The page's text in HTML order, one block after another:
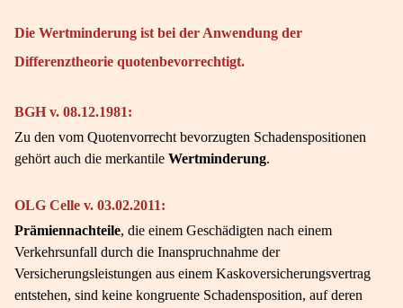
Die Wertminderung ist bei der Anwendung der
Differenztheorie quotenbevorrechtigt.
BGH v. 08.12.1981:
Zu den vom Quotenvorrecht bevorzugten Schadenspositionen
gehört auch die merkantile Wertminderung.
OLG Celle v. 03.02.2011:
Prämiennachteile, die einem Geschädigten nach einem
Verkehrsunfall durch die Inanspruchnahme der
Versicherungsleistungen aus einem Kaskoversicherungsvertrag
entstehen, sind keine kongruente Schadensposition, auf deren